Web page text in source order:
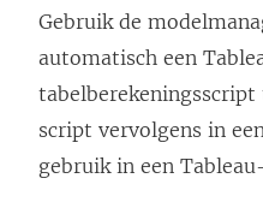
v
e
n
s
t
Gebruik de
automatisch een
tabelberekeningsscript
script vervolgens in
gebruik in een